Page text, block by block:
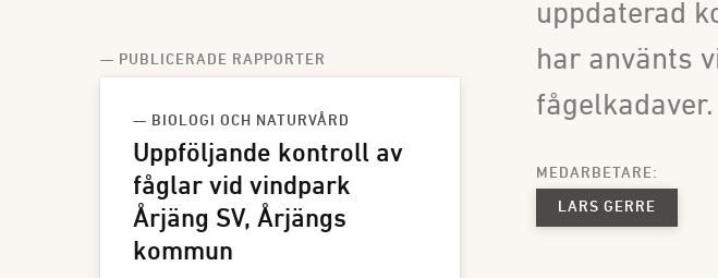
— PUBLICERADE RAPPORTER
— BIOLOGI OCH NATURVÅRD
Uppföljande kontroll av
fåglar vid vindpark
Årjäng SV, Årjängs
kommun
uppdaterad
har använts
fågelkadaver.
MEDARBETARE:
LARS GERRE